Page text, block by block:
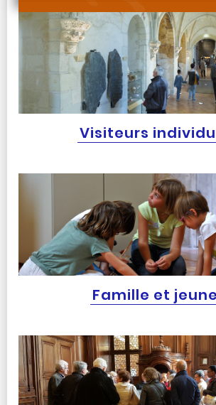
Visiteurs
Famille et